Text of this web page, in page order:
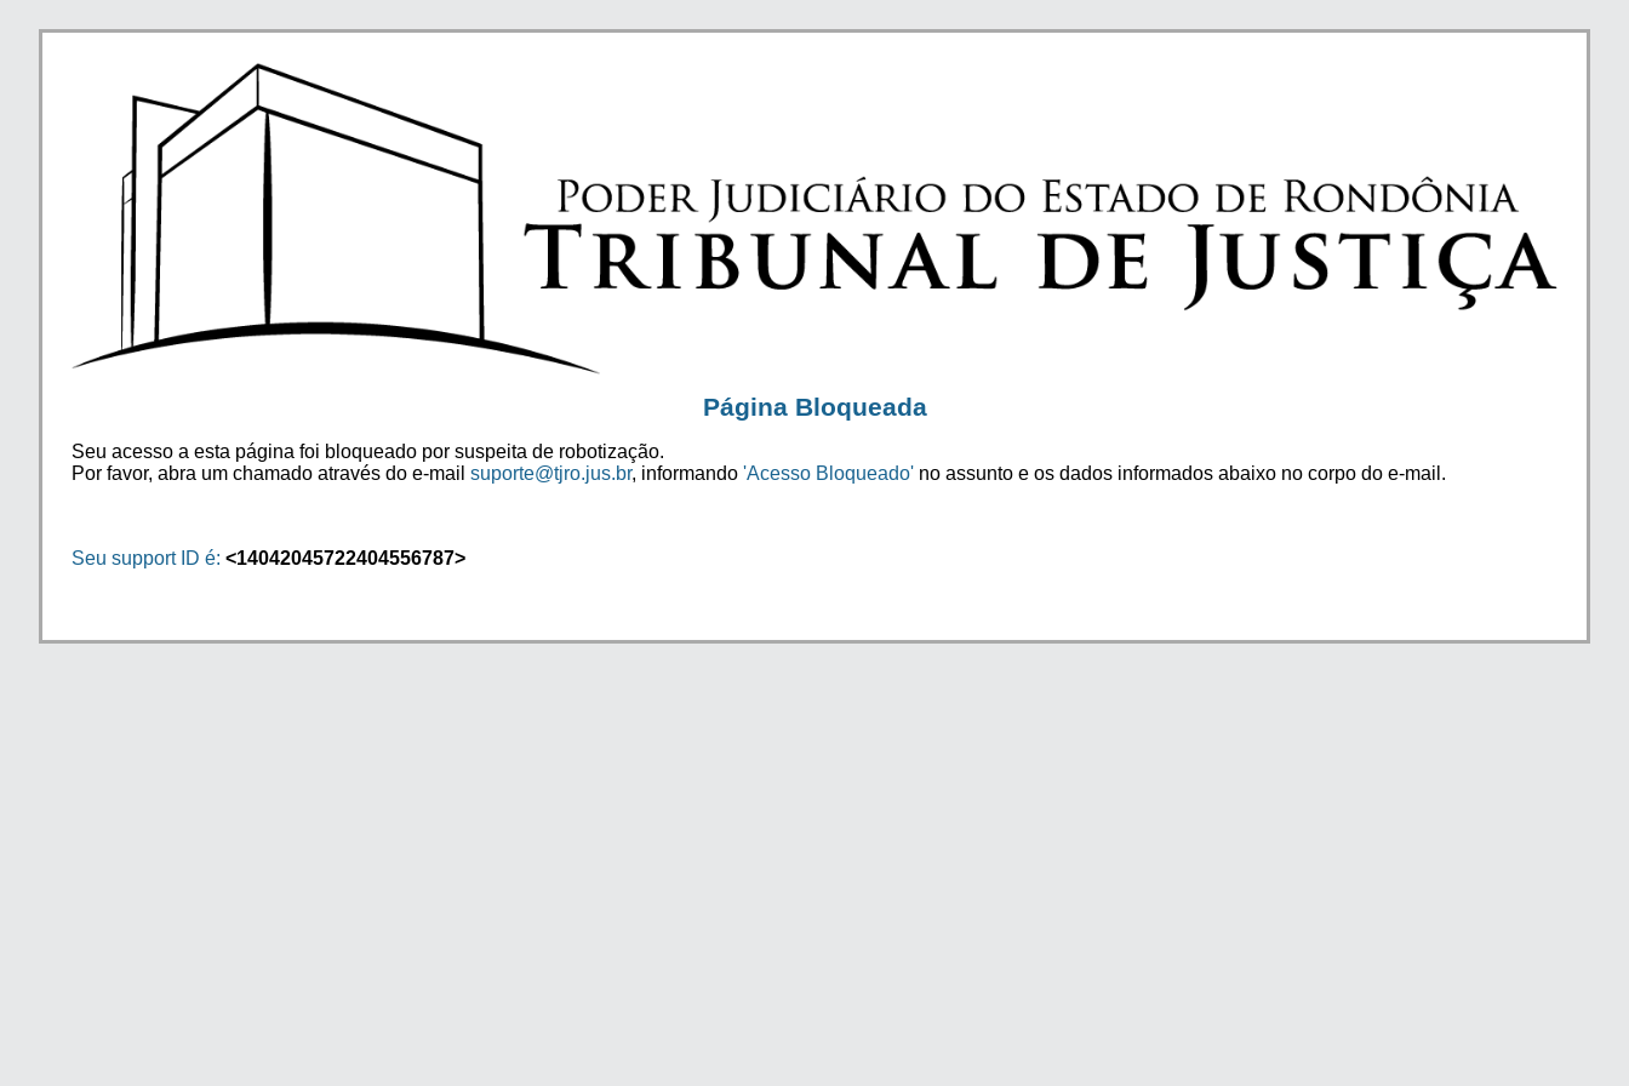
Página Bloqueada
Seu acesso a esta página foi bloqueado por suspeita de robotização.
Por favor, abra um chamado através do e-mail suporte@tjro.jus.br, informando 'Acesso Bloqueado' no assunto e os dados informados abaixo no corpo do e-mail.
Seu support ID é: <14042045722404556787>